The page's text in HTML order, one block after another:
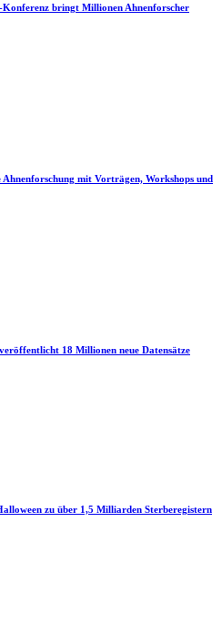
Konferenz bringt Millionen Ahnenforscher
mit Vorträgen, Workshops und
18 Millionen neue Datensätze
zu über 1,5 Milliarden Sterberegistern